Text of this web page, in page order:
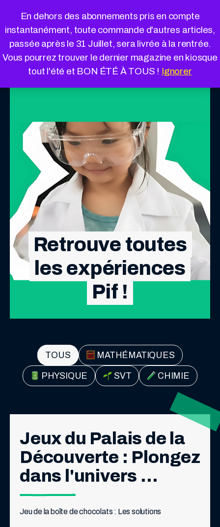
En dehors des abonnements pris en compte
instantanément, toute commande d'autres articles,
passée après le 31 Juillet, sera livrée à la rentrée.
Vous pourrez trouver le dernier magazine en kiosque
tout l'été et BON ÉTÉ À TOUS ! Ignorer
Retrouve toutes
les expériences
Pif !
TOUS MATHÉMATIQUES
PHYSIQUE SVT CHIMIE
Jeux du Palais de la
Découverte : Plongez
dans l'univers
scientifique !
Jeu de la boîte de chocolats : Les solutions